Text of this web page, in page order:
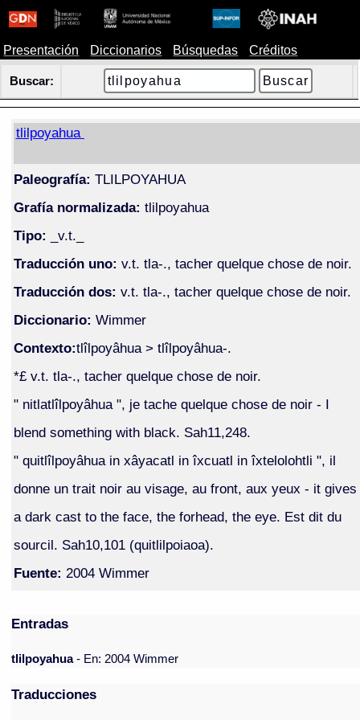
Presentación Diccionarios Búsquedas Créditos
Buscar:
tlilpoyahua
Paleografía: TLILPOYAHUA
Grafía normalizada: tlilpoyahua
Tipo: _v.t._
Traducción uno: v.t. tla-., tacher quelque chose de noir.
Traducción dos: v.t. tla-., tacher quelque chose de noir.
Diccionario: Wimmer
Contexto:tlîlpoyâhua > tlîlpoyâhua-.
*£ v.t. tla-., tacher quelque chose de noir.
" nitlatlîlpoyâhua ", je tache quelque chose de noir - I
blend something with black. Sah11,248.
" quitlîlpoyâhua in xâyacatl in îxcuatl in îxtelolohtli ", il
donne un trait noir au visage, au front, aux yeux - it gives
a dark cast to the face, the forhead, the eye. Est dit du
sourcil. Sah10,101 (quitlilpoiaoa).
Fuente: 2004 Wimmer
Entradas
tlilpoyahua- En: 2004 Wimmer
Traducciones